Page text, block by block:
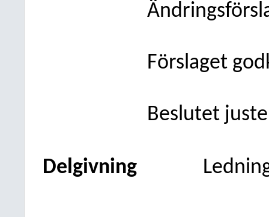
Förslaget
Beslutet
Delgivning